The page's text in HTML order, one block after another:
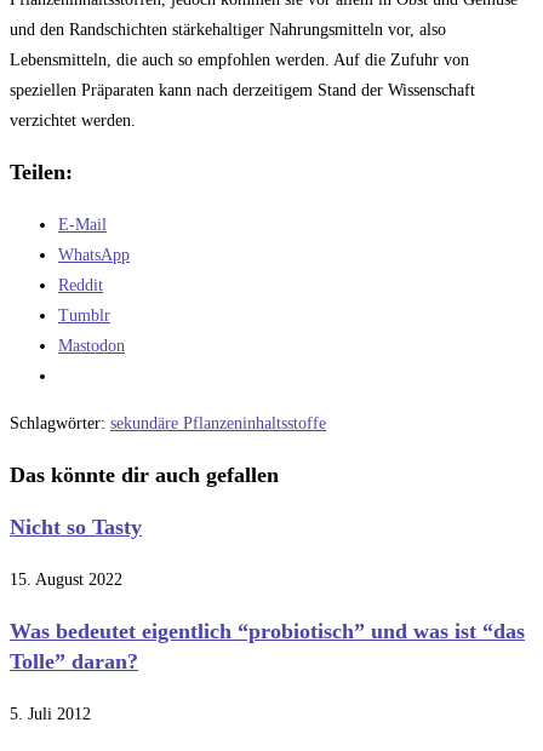
und den Randschichten stärkehaltiger Nahrungsmitteln vor, also
Lebensmitteln, die auch so empfohlen werden. Auf die Zufuhr von
speziellen Präparaten kann nach derzeitigem Stand der Wissenschaft
verzichtet werden.
Teilen:
E-Mail
WhatsApp
Reddit
Tumblr
Mastodon
Schlagwörter: sekundäre Pflanzeninhaltsstoffe
Das könnte dir auch gefallen
Nicht so Tasty
15. August 2022
Was bedeutet eigentlich “probiotisch” und was ist “das
Tolle” daran?
5. Juli 2012